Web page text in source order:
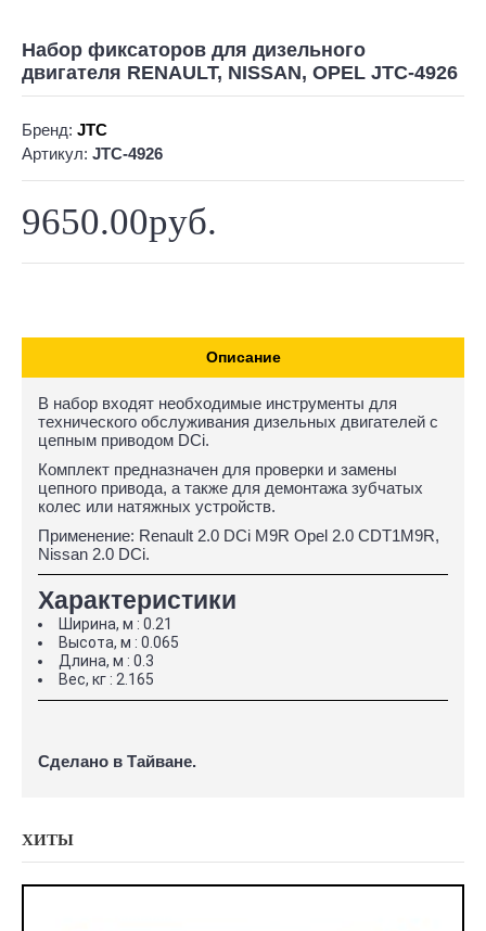
Набор фиксаторов для дизельного
двигателя RENAULT, NISSAN, OPEL JTC-4926
Бренд: JTC
Артикул: JTC-4926
9650.00руб.
Описание
В набор входят необходимые инструменты для
технического обслуживания дизельных двигателей с
цепным приводом DCi.
Комплект предназначен для проверки и замены
цепного привода, а также для демонтажа зубчатых
колес или натяжных устройств.
Применение: Renault 2.0 DCi M9R Opel 2.0 CDT1M9R,
Nissan 2.0 DCi.
Характеристики
Ширина, м : 0.21
Высота, м : 0.065
Длина, м : 0.3
Вес, кг : 2.165
Сделано в Тайване.
ХИТЫ